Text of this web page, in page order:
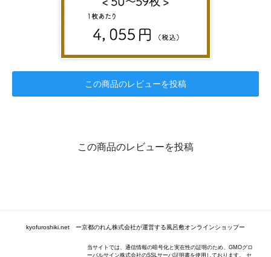
この商品のレビューを投稿
この商品のレビューを投稿
kyofuroshiki.net ー京都のれん株式会社が運営する風呂敷オンラインショップー
当サイトでは、通信情報の暗号化と実在性の証明のため、GMOグロ
ーバルサイン株式会社のSSLサーバ証明書を使用しております。 セ